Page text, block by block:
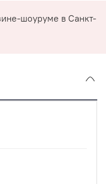
шоуруме в Санкт-